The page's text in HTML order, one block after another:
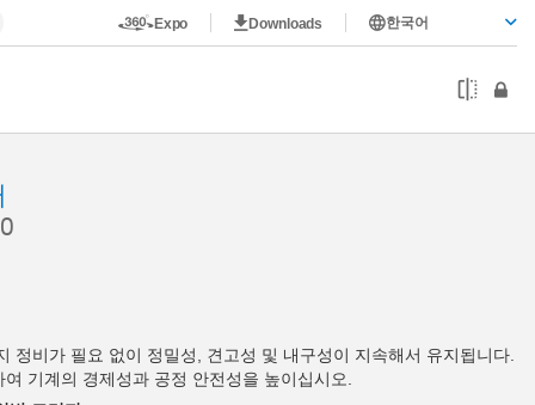
Expo Downloads 한국어
정비가 필요 없이 정밀성, 견고성 및 내구성이 지속해서 유지됩니다.
기계의 경제성과 공정 안전성을 높이십시오.